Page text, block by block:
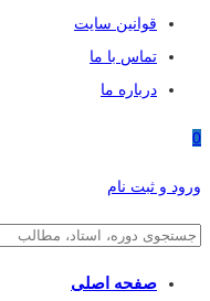
قوانین سایت
تماس با ما
درباره ما
0
ورود و ثبت نام
صفحه اصلی